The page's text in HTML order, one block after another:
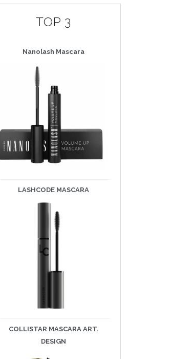
TOP 3
Nanolash Mascara
LASHCODE MASCARA
COLLISTAR MASCARA ART.
DESIGN